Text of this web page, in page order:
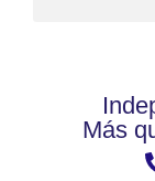
Más